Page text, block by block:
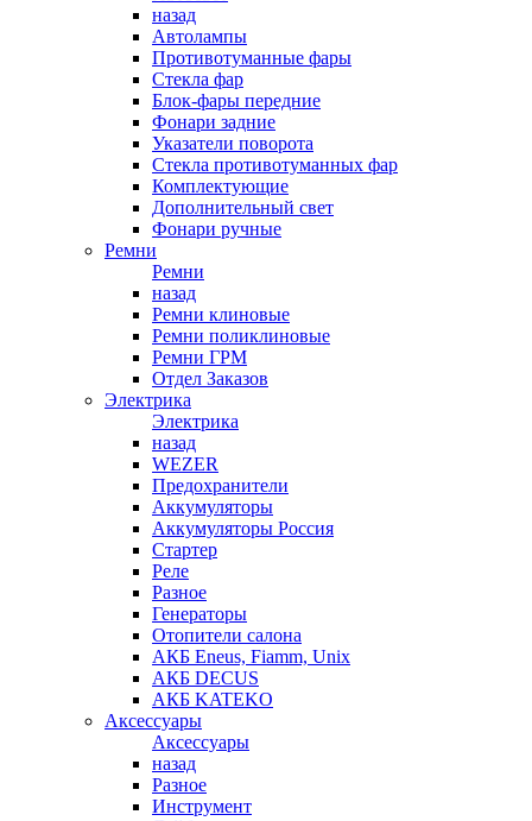
назад
Автолампы
Противотуманные фары
Стекла фар
Блок-фары передние
Фонари задние
Указатели поворота
Стекла противотуманных фар
Комплектующие
Дополнительный свет
Фонари ручные
Ремни
Ремни
назад
Ремни клиновые
Ремни поликлиновые
Ремни ГРМ
Отдел Заказов
Электрика
Электрика
назад
WEZER
Предохранители
Аккумуляторы
Аккумуляторы Россия
Стартер
Реле
Разное
Генераторы
Отопители салона
АКБ Eneus, Fiamm, Unix
АКБ DECUS
АКБ KATEKO
Аксессуары
Аксессуары
назад
Разное
Инструмент